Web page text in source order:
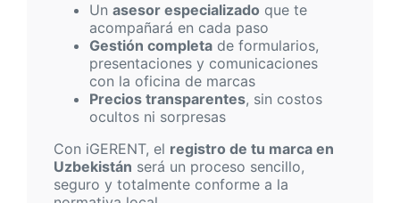
Un asesor especializado que te
acompañará en cada paso
Gestión completa de formularios,
presentaciones y comunicaciones
con la oficina de marcas
Precios transparentes, sin costos
ocultos ni sorpresas
Con iGERENT, el registro de tu marca en
Uzbekistán será un proceso sencillo,
seguro y totalmente conforme a la